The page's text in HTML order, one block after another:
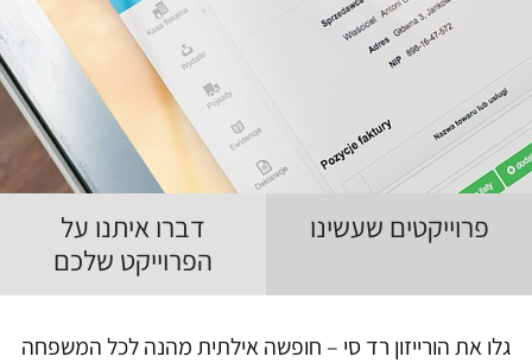
פרוייקטים שעשינו
דברו איתנו על
הפרוייקט שלכם
גלו את הורייזון רד סי – חופשה אילתית מהנה לכל המשפחה